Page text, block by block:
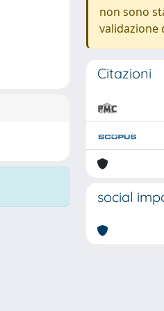
non sono
validazione
Citazioni
social